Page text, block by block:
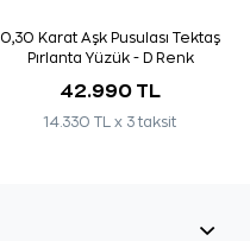
0,30 Karat Aşk Pusulası Tektaş
Pırlanta Yüzük - D Renk
42.990 TL
14.330 TL x 3 taksit